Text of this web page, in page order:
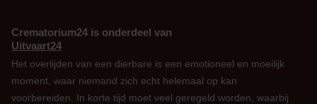
Crematorium24 is onderdeel van
Uitvaart24
Het overlijden van een dierbare is een emotioneel en moeilijk
moment, waar niemand zich echt helemaal op kan
voorbereiden. In korte tijd moet veel geregeld worden, waarbij